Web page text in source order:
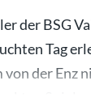
der BSG
Tag
der Enz